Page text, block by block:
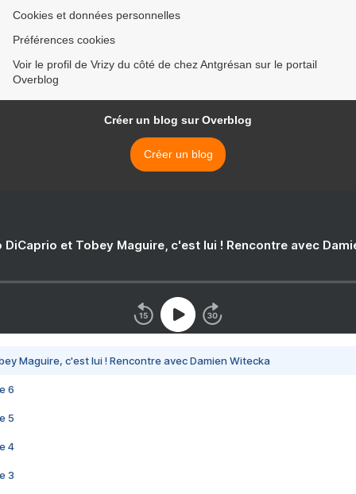
Cookies et données personnelles
Préférences cookies
Voir le profil de Vrizy du côté de chez Antgrésan sur le portail
Overblog
Créer un blog sur Overblog
Créer un blog
DiCaprio et Tobey Maguire, c'est lui ! Rencontre avec
Maguire, c'est lui ! Rencontre avec Damien Witecka
6
5
4
3